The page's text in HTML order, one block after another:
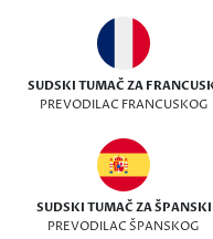
SUDSKI TUMAČ ZA
PREVODILAC FRANCUSKOG
SUDSKI TUMAČ ZA ŠPANSKI
PREVODILAC ŠPANSKOG